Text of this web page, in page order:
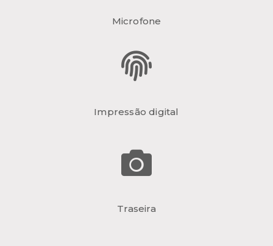
Microfone
Impressão digital
Traseira